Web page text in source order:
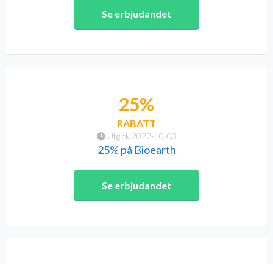
Se erbjudandet
Utgick 2022-10-03
25%
RABATT
25% på Bioearth
Se erbjudandet